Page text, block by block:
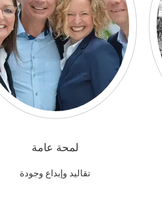
لمحة عامة
تقاليد وإبداع وجودة